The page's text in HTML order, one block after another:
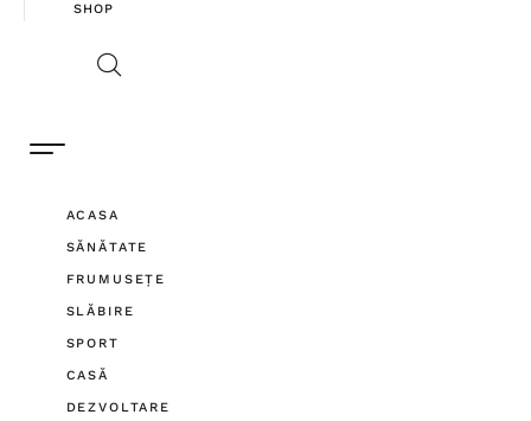
SHOP
ACASA
SĂNĂTATE
FRUMUSEȚE
SLĂBIRE
SPORT
CASĂ
DEZVOLTARE